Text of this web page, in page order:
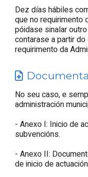
Dez días hábiles
que no requirimento
póidase sinalar
contarase a partir
requirimento da
No seu caso, e
administración
- Anexo I: Inicio de
subvencións.
- Anexo II:
de inicio de